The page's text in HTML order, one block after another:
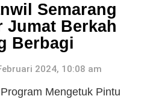
Semarang
Jumat Berkah
Berbagi
2024, 10:08 am
Program Mengetuk Pintu